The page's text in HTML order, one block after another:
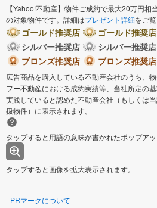
【Yahoo!不動産】物件ご成約で最大20万円相
の対象物件です。詳細はプレゼント詳細をご覧
ゴールド推奨店
ゴールド推奨
シルバー推奨店
シルバー推奨
ブロンズ推奨店
ブロンズ推奨
広告商品を購入している不動産会社のうち、
フー不動産における成約実績等、当社所定の
実践していると認めた不動産会社（もしくは
扱物件）に表示されます。
タップすると用語の意味が書かれたポップアッ
タップすると画像を拡大表示されます。
PRマークについて